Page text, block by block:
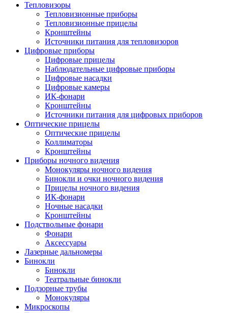
Тепловизоры
Тепловизионные приборы
Тепловизионные прицелы
Кронштейны
Источники питания для тепловизоров
Цифровые приборы
Цифровые прицелы
Наблюдательные цифровые приборы
Цифровые насадки
Цифровые камеры
ИК-фонари
Кронштейны
Источники питания для цифровых приборов
Оптические прицелы
Оптические прицелы
Коллиматоры
Кронштейны
Приборы ночного видения
Монокуляры ночного видения
Бинокли и очки ночного видения
Прицелы ночного видения
ИК-фонари
Ночные насадки
Кронштейны
Подствольные фонари
Фонари
Аксессуары
Лазерные дальномеры
Бинокли
Бинокли
Театральные бинокли
Подзорные трубы
Монокуляры
Микроскопы